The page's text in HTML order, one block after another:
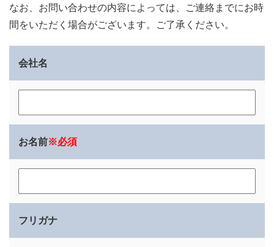
なお、お問い合わせの内容によっては、ご連絡までにお時
間をいただく場合がございます。ご了承ください。
会社名
お名前※必須
フリガナ